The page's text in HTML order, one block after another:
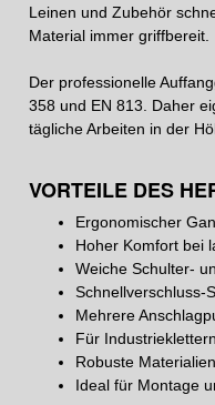
Leinen und Zubehör
Material immer griffbereit.
Der professionelle
358 und EN 813. Daher
tägliche Arbeiten in der
VORTEILE DES
Ergonomischer
Hoher Komfort bei
Weiche Schulter-
Schnellverschluss-
Mehrere
Für
Robuste Materialien
Ideal für Montage